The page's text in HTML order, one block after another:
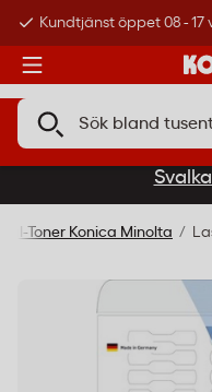
Kundtjänst öppet 08 -
Toner Konica Minolta